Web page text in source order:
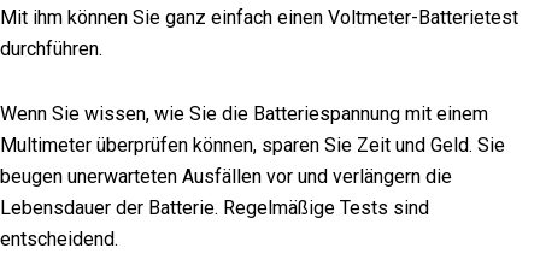
Mit ihm können Sie ganz einfach einen Voltmeter-Batterietest
durchführen.
Wenn Sie wissen, wie Sie die Batteriespannung mit einem
Multimeter überprüfen können, sparen Sie Zeit und Geld. Sie
beugen unerwarteten Ausfällen vor und verlängern die
Lebensdauer der Batterie. Regelmäßige Tests sind
entscheidend.